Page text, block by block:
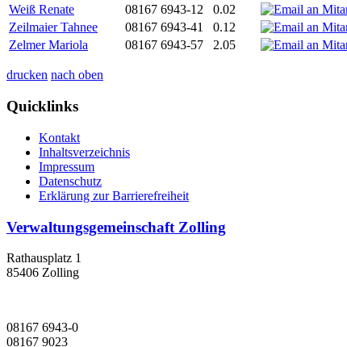
Weiß Renate
08167 6943-12 0.02
Zeilmaier Tahnee
08167 6943-41 0.12
Zelmer Mariola
08167 6943-57 2.05
drucken nach oben
Quicklinks
Kontakt
Inhaltsverzeichnis
Impressum
Datenschutz
Erklärung zur Barrierefreiheit
Verwaltungsgemeinschaft Zolling
Rathausplatz 1
85406 Zolling
08167 6943-0
08167 9023